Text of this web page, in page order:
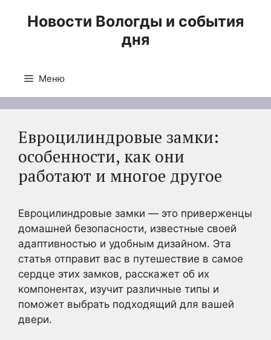
Новости Вологды и события
дня
Меню
Евроцилиндровые замки:
особенности, как они
работают и многое другое
Евроцилиндровые замки — это приверженцы
домашней безопасности, известные своей
адаптивностью и удобным дизайном. Эта
статья отправит вас в путешествие в самое
сердце этих замков, расскажет об их
компонентах, изучит различные типы и
поможет выбрать подходящий для вашей
двери.